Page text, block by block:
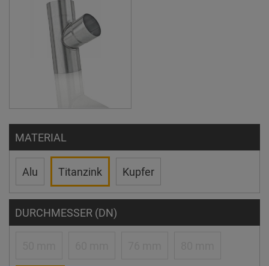
MATERIAL
Alu Titanzink Kupfer
DURCHMESSER (DN)